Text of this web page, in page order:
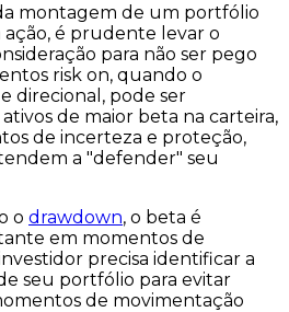
montagem de um portfólio
é prudente levar o
para não ser pego
risk on, quando o
direcional, pode ser
de maior beta na carteira,
de incerteza e proteção,
a "defender" seu
o drawdown, o beta é
em momentos de
precisa identificar a
seu portfólio para evitar
de movimentação